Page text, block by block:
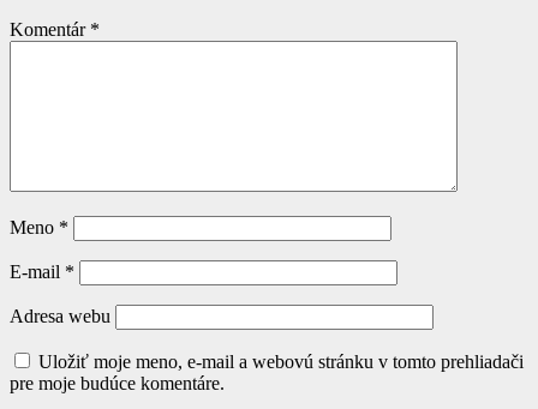
Komentár *
Meno *
E-mail *
Adresa webu
Uložiť moje meno, e-mail a webovú stránku v tomto prehliadači
pre moje budúce komentáre.